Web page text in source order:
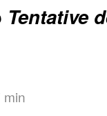
Tentative